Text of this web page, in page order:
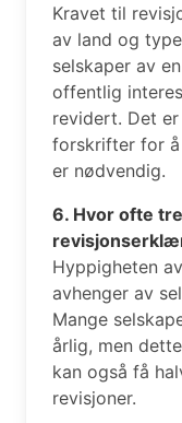
Kravet til
av land og
selskaper av
offentlig
revidert. Det
forskrifter for
er nødvendig.
6. Hvor ofte
Hyppigheten
avhenger av
Mange
årlig, men
kan også få
revisjoner.